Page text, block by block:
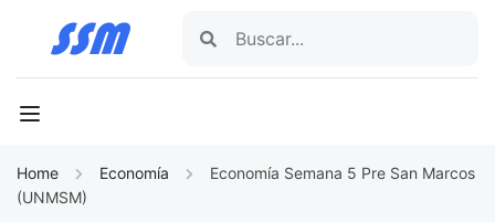
Home Economía
Economía Semana 5 Pre San Marcos
(UNMSM)